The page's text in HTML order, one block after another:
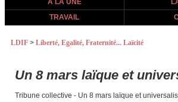
A LA UNE
TRAVAIL
LDIF > Liberté, Egalité, Fraternité... Laïcité
Un 8 mars laïque et
Tribune collective - Un 8 mars laïque et